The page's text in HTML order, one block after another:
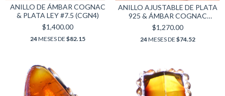
ANILLO DE ÁMBAR COGNAC
& PLATA LEY #7.5 (CGN4)
$1,400.00
24MESES DE $82.15
ANILLO AJUSTABLE DE PLATA
925 & ÁMBAR COGNAC
(CGN6)
$1,270.00
24MESES DE $74.52